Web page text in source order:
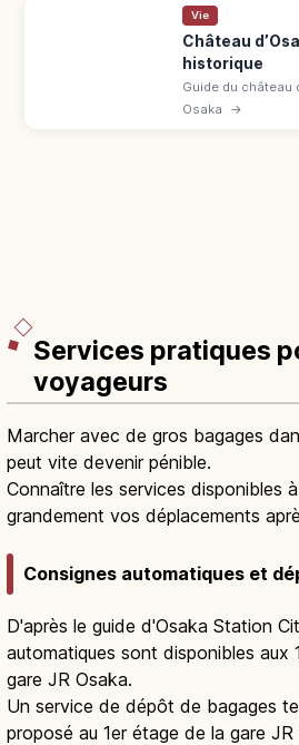
Vie
Château
historique
Services pratiques
voyageurs
Marcher avec de gros bagages
peut vite devenir pénible.
grandement vos déplacements
Consignes automatiques et
D'après le guide d'Osaka Station
automatiques sont disponibles aux
gare JR Osaka.